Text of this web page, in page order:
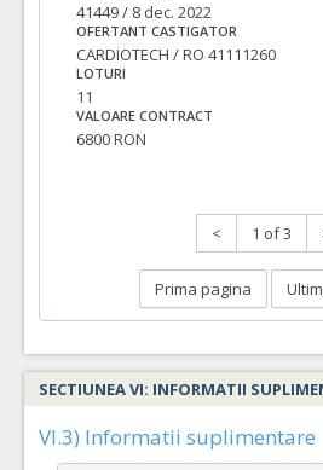
41449 / 8 dec. 2022
OFERTANT CASTIGATOR
CARDIOTECH / RO 41111260
LOTURI
11
VALOARE CONTRACT
6800 RON
< 1 of 3
Prima pagina
SECTIUNEA VI: INFORMATII
VI.3) Informatii suplimentare